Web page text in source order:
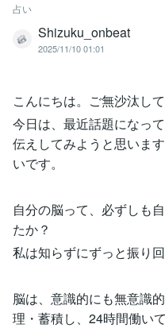
占い
Shizuku_onbeat
2025/11/10 01:01
こんにちは。ご無沙汰して
今日は、最近話題になっ
伝えしてみようと思いま
いです。
自分の脳って、必ずしも
たか？
私は知らずにずっと振り
脳は、意識的にも無意識
理・蓄積し、24時間働いて